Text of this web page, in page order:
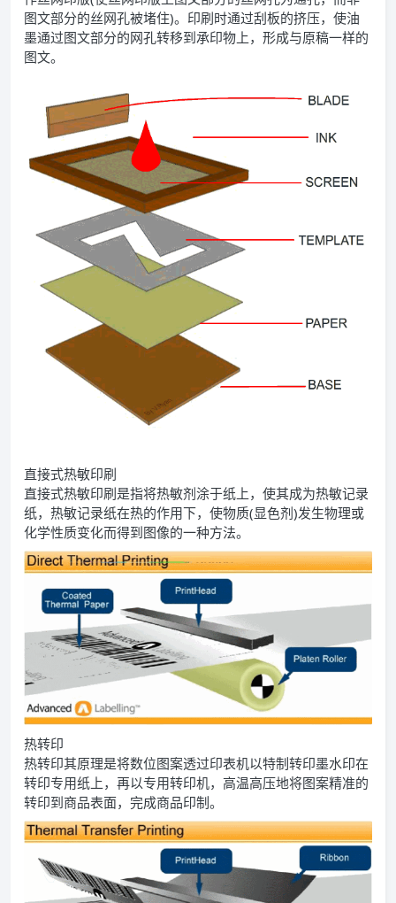
图文部分的丝网孔被堵住)。印刷时通过刮板的挤压，使油
墨通过图文部分的网孔转移到承印物上，形成与原稿一样的
图文。
直接式热敏印刷
直接式热敏印刷是指将热敏剂涂于纸上，使其成为热敏记录
纸，热敏记录纸在热的作用下，使物质(显色剂)发生物理或
化学性质变化而得到图像的一种方法。
热转印
热转印其原理是将数位图案透过印表机以特制转印墨水印在
转印专用纸上，再以专用转印机，高温高压地将图案精准的
转印到商品表面，完成商品印制。